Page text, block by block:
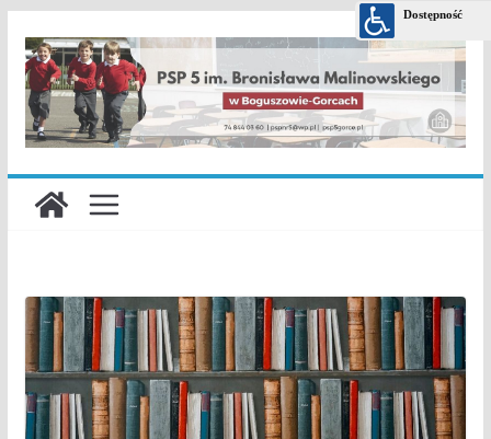
treści